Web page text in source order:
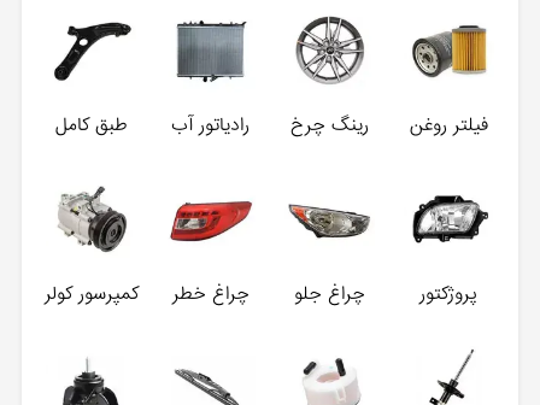
فیلتر روغن رینگ چرخ رادیاتور آب طبق کامل
پروژکتور چراغ جلو چراغ خطر کمپرسور کولر